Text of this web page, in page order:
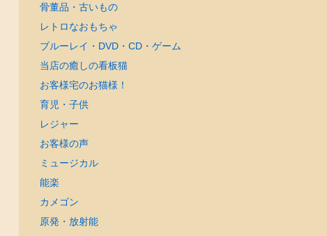
骨董品・古いもの
レトロなおもちゃ
ブルーレイ・DVD・CD・ゲーム
当店の癒しの看板猫
お客様宅のお猫様！
育児・子供
レジャー
お客様の声
ミュージカル
能楽
カメゴン
原発・放射能